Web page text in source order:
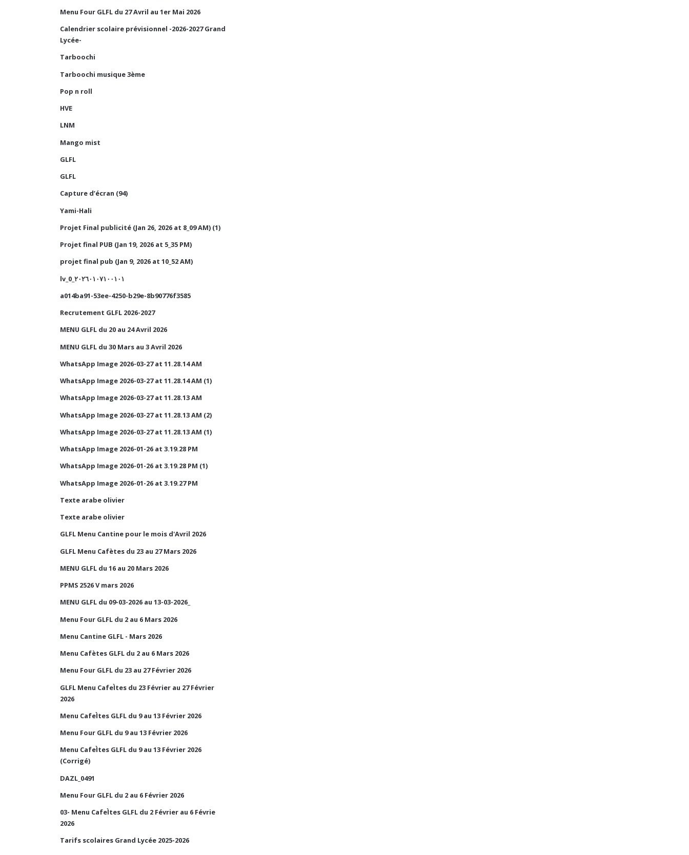
Menu Four GLFL du 27 Avril au 1er Mai 2026
Calendrier scolaire prévisionnel -2026-2027 Grand
Lycée-
Tarboochi
Tarboochi musique 3ème
Pop n roll
HVE
LNM
Mango mist
GLFL
GLFL
Capture d’écran (94)
Yami-Hali
Projet Final publicité (Jan 26, 2026 at 8_09 AM) (1)
Projet final PUB (Jan 19, 2026 at 5_35 PM)
projet final pub (Jan 9, 2026 at 10_52 AM)
lv_0_٢٠٢٦٠١٠٧١٠٠١٠١
a014ba91-53ee-4250-b29e-8b90776f3585
Recrutement GLFL 2026-2027
MENU GLFL du 20 au 24 Avril 2026
MENU GLFL du 30 Mars au 3 Avril 2026
WhatsApp Image 2026-03-27 at 11.28.14 AM
WhatsApp Image 2026-03-27 at 11.28.14 AM (1)
WhatsApp Image 2026-03-27 at 11.28.13 AM
WhatsApp Image 2026-03-27 at 11.28.13 AM (2)
WhatsApp Image 2026-03-27 at 11.28.13 AM (1)
WhatsApp Image 2026-01-26 at 3.19.28 PM
WhatsApp Image 2026-01-26 at 3.19.28 PM (1)
WhatsApp Image 2026-01-26 at 3.19.27 PM
Texte arabe olivier
Texte arabe olivier
GLFL Menu Cantine pour le mois d'Avril 2026
GLFL Menu Cafètes du 23 au 27 Mars 2026
MENU GLFL du 16 au 20 Mars 2026
PPMS 2526 V mars 2026
MENU GLFL du 09-03-2026 au 13-03-2026_
Menu Four GLFL du 2 au 6 Mars 2026
Menu Cantine GLFL - Mars 2026
Menu Cafètes GLFL du 2 au 6 Mars 2026
Menu Four GLFL du 23 au 27 Février 2026
GLFL Menu CafeÌtes du 23 Février au 27 Février
2026
Menu CafeÌtes GLFL du 9 au 13 Février 2026
Menu Four GLFL du 9 au 13 Février 2026
Menu CafeÌtes GLFL du 9 au 13 Février 2026
(Corrigé)
DAZL_0491
Menu Four GLFL du 2 au 6 Février 2026
03- Menu CafeÌtes GLFL du 2 Février au 6 Févrie
2026
Tarifs scolaires Grand Lycée 2025-2026